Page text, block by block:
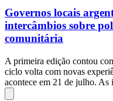
Governos locais
intercâmbios sobre
comunitária
A primeira edição contou
ciclo volta com novas
acontece em 21 de julho.